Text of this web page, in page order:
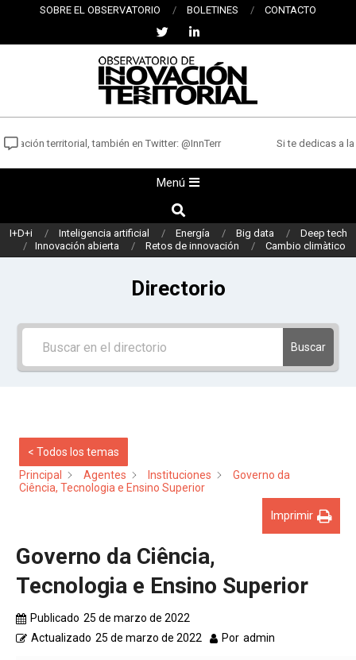
contenido
SOBRE EL OBSERVATORIO BOLETINES CONTACTO
OBSERVATORIO
DE
INNOVACIÓN
TERRITORIAL
territorial, también en Twitter: @InnTerr Si te dedicas a la
principal
Menú
Buscar
I+D+i Inteligencia artificial Energía Big data
Deep tech
Innovación abierta
Retos de innovación Cambio climàtico
Directorio
Buscar
< Todos los temas
Principal
Agentes Instituciones
Governo da
Ciência, Tecnologia e Ensino Superior
Imprimir
Governo da Ciência,
Tecnologia e Ensino Superior
Publicado 25 de marzo de 2022
Actualizado 25 de marzo de 2022 Por admin